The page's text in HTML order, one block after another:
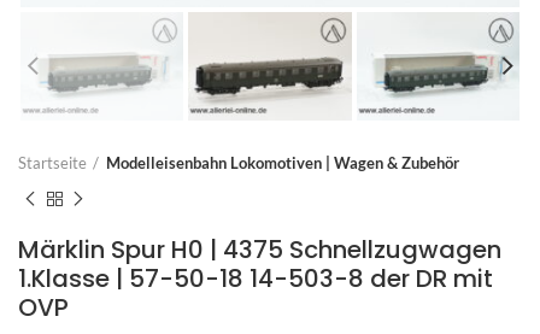
Startseite Modelleisenbahn Lokomotiven | Wagen & Zubehör
Märklin Spur H0 | 4375 Schnellzugwagen
1.Klasse | 57-50-18 14-503-8 der DR mit
OVP